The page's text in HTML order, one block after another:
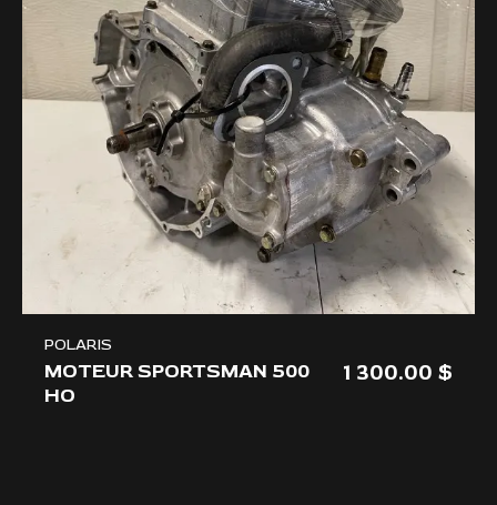
POLARIS
MOTEUR SPORTSMAN 500
HO
1 300.00